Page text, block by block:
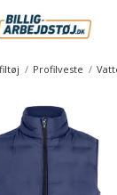
Profilveste